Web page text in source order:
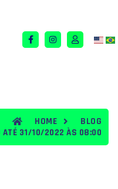
HOME
BLOG
31/10/2022 ÀS 08:00